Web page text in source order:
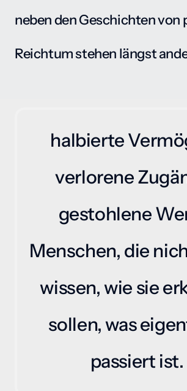
neben den Geschichten
Reichtum stehen längst
halbierte
verlorene
gestohlene
Menschen, die
wissen, wie sie
sollen, was
passiert ist.